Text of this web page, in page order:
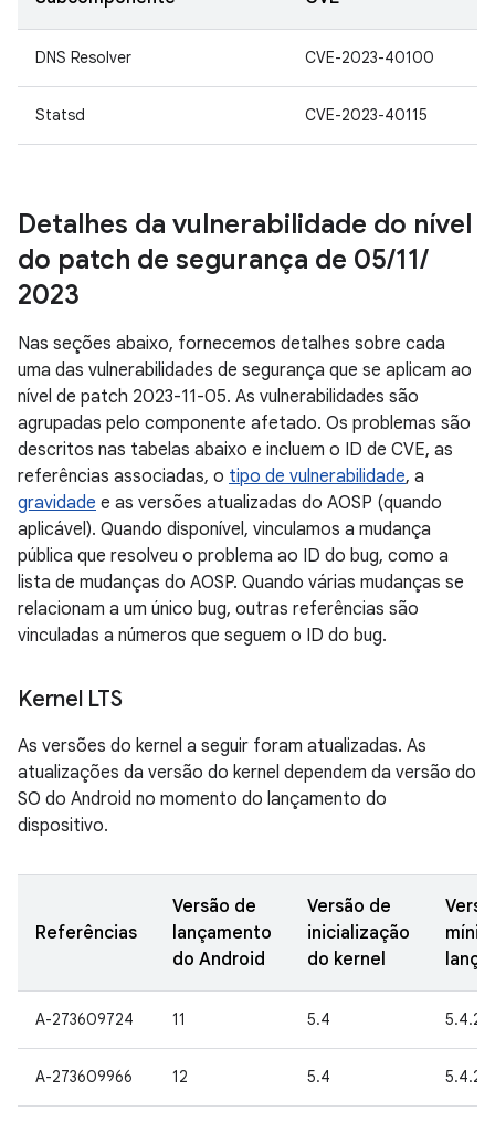
DNS Resolver CVE-2023-40100
Statsd CVE-2023-40115
Detalhes da vulnerabilidade do nível
do patch de segurança de 05/11/
2023
Nas seções abaixo, fornecemos detalhes sobre cada
uma das vulnerabilidades de segurança que se aplicam ao
nível de patch 2023-11-05. As vulnerabilidades são
agrupadas pelo componente afetado. Os problemas são
descritos nas tabelas abaixo e incluem o ID de CVE, as
referências associadas, o tipo de vulnerabilidade, a
gravidade e as versões atualizadas do AOSP (quando
aplicável). Quando disponível, vinculamos a mudança
pública que resolveu o problema ao ID do bug, como a
lista de mudanças do AOSP. Quando várias mudanças se
relacionam a um único bug, outras referências são
vinculadas a números que seguem o ID do bug.
Kernel LTS
As versões do kernel a seguir foram atualizadas. As
atualizações da versão do kernel dependem da versão do
SO do Android no momento do lançamento do
dispositivo.
Referências
Versão de
lançamento
do Android
Versão de
inicialização
do kernel
A-273609724 11 5.4
A-273609966 12 5.4